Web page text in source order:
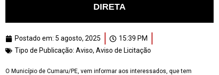
DIRETA
Postado em: 5 agosto, 2025
15:39 PM
Tipo de Publicação: Aviso, Aviso de Licitação
O Município de Cumaru/PE, vem informar aos interessados, que tem